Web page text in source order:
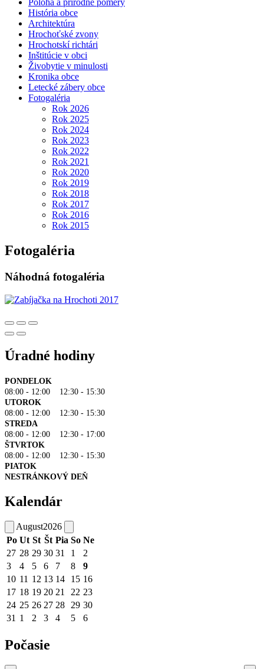
Poloha a prírodné pomery
História obce
Architektúra
Hrochoťské zvony
Hrochotskí richtári
Inštitúcie v obci
Živobytie v minulosti
Kronika obce
Letecké zábery obce
Fotogaléria
Rok 2026
Rok 2025
Rok 2024
Rok 2023
Rok 2022
Rok 2021
Rok 2020
Rok 2019
Rok 2018
Rok 2017
Rok 2016
Rok 2015
Fotogaléria
Náhodná fotogaléria
Úradné hodiny
PONDELOK
08:00 - 12:00 12:30 - 15:30
UTOROK
08:00 - 12:00 12:30 - 15:30
STREDA
08:00 - 12:00 12:30 - 17:00
ŠTVRTOK
08:00 - 12:00 12:30 - 15:30
PIATOK
NESTRÁNKOVÝ DEŇ
Kalendár
August2026
Po Ut St Št Pia So Ne
27 28 29 30 31 1
2
3
4 5 6 7 8
9
10 11 12 13 14 15 16
17 18 19 20 21 22 23
24 25 26 27 28 29 30
31 1 2 3 4 5 6
Počasie